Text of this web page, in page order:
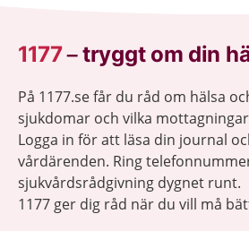
1177–tryggt om din
På 1177.se får du råd om hälsa
sjukdomar och vilka
Logga in för att läsa din journal
vårdärenden. Ring
sjukvårdsrådgivning dygnet runt.
1177 ger dig råd när du vill må